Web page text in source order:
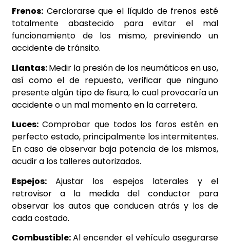
Frenos: Cerciorarse que el líquido de frenos esté
totalmente abastecido para evitar el mal
funcionamiento de los mismo, previniendo un
accidente de tránsito.
Llantas:Medir la presión de los neumáticos en uso,
así como el de repuesto, verificar que ninguno
presente algún tipo de fisura, lo cual provocaría un
accidente o un mal momento en la carretera.
Luces: Comprobar que todos los faros estén en
perfecto estado, principalmente los intermitentes.
En caso de observar baja potencia de los mismos,
acudir a los talleres autorizados.
Espejos: Ajustar los espejos laterales y el
retrovisor a la medida del conductor para
observar los autos que conducen atrás y los de
cada costado.
Combustible:Al encender el vehículo asegurarse